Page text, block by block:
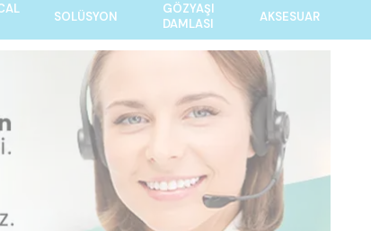
SOLÜSYON
GÖZYAŞI
DAMLASI
AKSESUAR